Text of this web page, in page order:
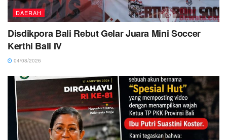
DAERAH
Disdikpora Bali Rebut Gelar Juara Mini Soccer
Kerthi Bali IV
04/08/2026